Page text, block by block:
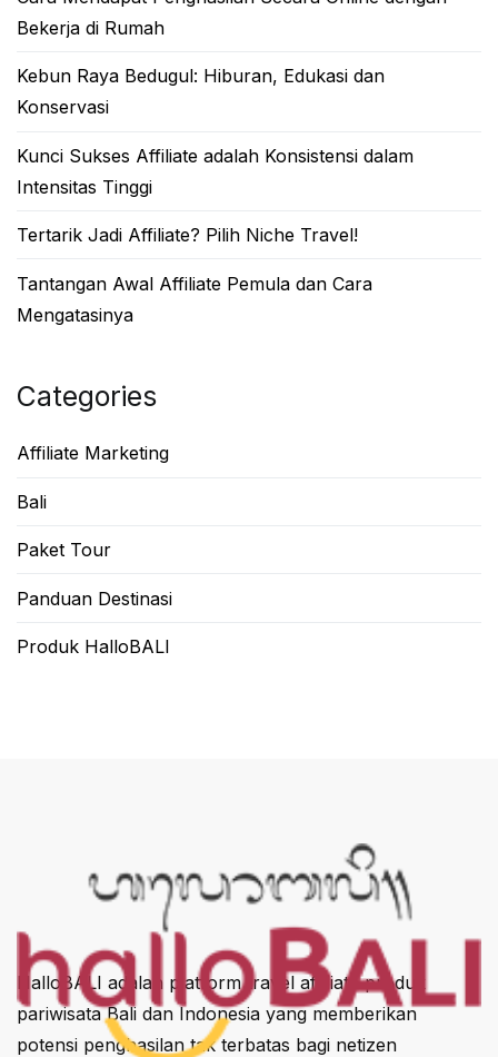
Bekerja di Rumah
Kebun Raya Bedugul: Hiburan, Edukasi dan
Konservasi
Kunci Sukses Affiliate adalah Konsistensi dalam
Intensitas Tinggi
Tertarik Jadi Affiliate? Pilih Niche Travel!
Tantangan Awal Affiliate Pemula dan Cara
Mengatasinya
Categories
Affiliate Marketing
Bali
Paket Tour
Panduan Destinasi
Produk HalloBALI
HalloBALI adalah platform travel affiliate produk
pariwisata Bali dan Indonesia yang memberikan
potensi penghasilan tak terbatas bagi netizen